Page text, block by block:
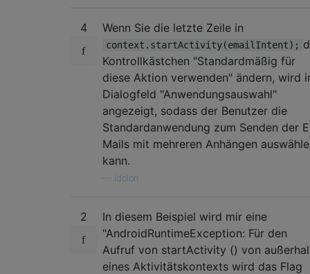
4 Wenn Sie die letzte Zeile in
context.startActivity(emailIntent);
Kontrollkästchen "Standardmäßig für
diese Aktion verwenden" ändern, wird
Dialogfeld "Anwendungsauswahl"
angezeigt, sodass der Benutzer die
Standardanwendung zum Senden der
Mails mit mehreren Anhängen
kann.
Idolon
2
In diesem Beispiel wird mir eine
"AndroidRuntimeException: Für den
Aufruf von startActivity () von
eines Aktivitätskontexts wird das Flag